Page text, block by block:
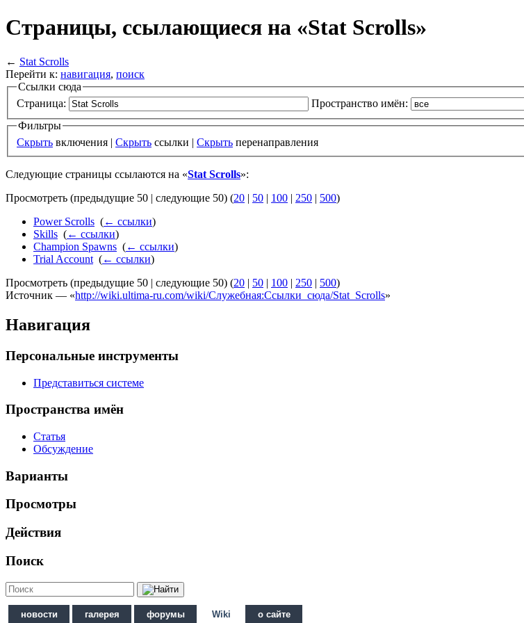
Страницы, ссылающиеся на «Stat Scrolls»
← Stat Scrolls
Перейти к: навигация, поиск
Ссылки сюда
Страница:
Пространство имён:
Фильтры
Скрыть включения | Скрыть ссылки | Скрыть перенаправления
Следующие страницы ссылаются на «Stat Scrolls»:
Просмотреть (предыдущие 50 | следующие 50) (20 | 50 | 100 | 250 | 500)
Power Scrolls (← ссылки)
Skills (← ссылки)
Champion Spawns (← ссылки)
Trial Account (← ссылки)
Просмотреть (предыдущие 50 | следующие 50) (20 | 50 | 100 | 250 | 500)
Источник — «http://wiki.ultima-ru.com/wiki/Служебная:Ссылки_сюда/Stat_Scrolls»
Навигация
Персональные инструменты
Представиться системе
Пространства имён
Статья
Обсуждение
Варианты
Просмотры
Действия
Поиск
новости галерея форумы Wiki о сайте